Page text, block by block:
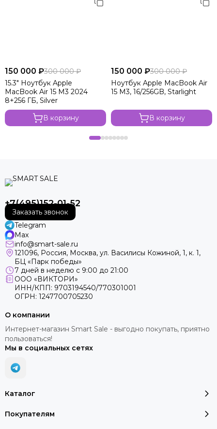
150 000 ₽300 000 ₽
15.3" Ноутбук Apple
MacBook Air 15 M3 2024
8+256 ГБ, Silver
В корзину
150 000 ₽300 000 ₽
Ноутбук Apple MacBook Air
15 M3, 16/256GB, Starlight
В корзину
+7(495)152-01-52
Заказать звонок
Telegram
Max
info@smart-sale.ru
121096, Россия, Москва, ул. Василисы Кожиной, 1, к. 1,
БЦ «Парк победы»
7 дней в неделю с 9:00 до 21:00
ООО «ВИКТОРИ»
ИНН/КПП: 9703194540/770301001
ОГРН: 1247700705230
Каталог
Покупателям
О компании
Интернет-магазин Smart Sale - выгодно покупать, приятно
пользоваться!
Мы в социальных сетях